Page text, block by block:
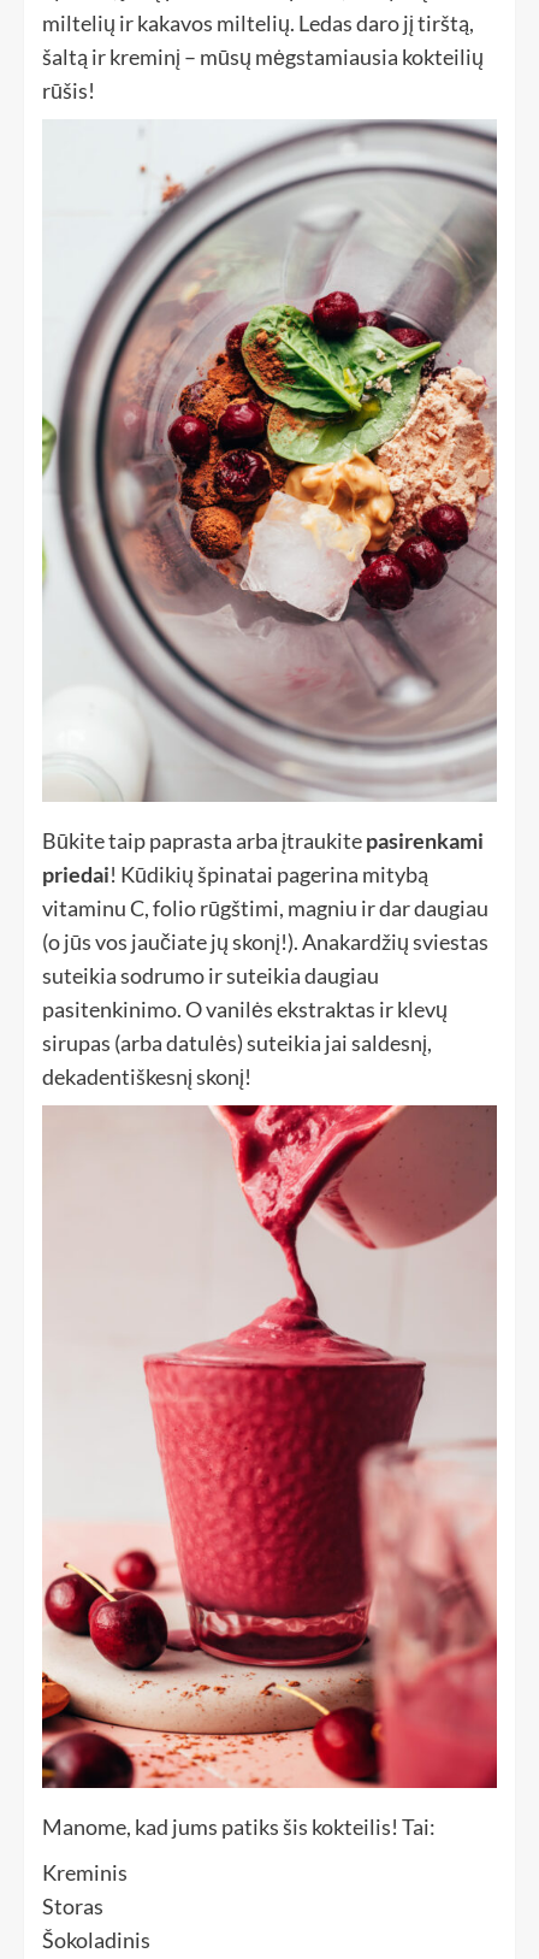
miltelių ir kakavos miltelių. Ledas daro jį tirštą,
šaltą ir kreminį – mūsų mėgstamiausia kokteilių
rūšis!
Būkite taip paprasta arba įtraukitepasirenkami
priedai! Kūdikių špinatai pagerina mitybą
vitaminu C, folio rūgštimi, magniu ir dar daugiau
(o jūs vos jaučiate jų skonį!). Anakardžių sviestas
suteikia sodrumo ir suteikia daugiau
pasitenkinimo. O vanilės ekstraktas ir klevų
sirupas (arba datulės) suteikia jai saldesnį,
dekadentiškesnį skonį!
Manome, kad jums patiks šis kokteilis! Tai:
Kreminis
Storas
Šokoladinis